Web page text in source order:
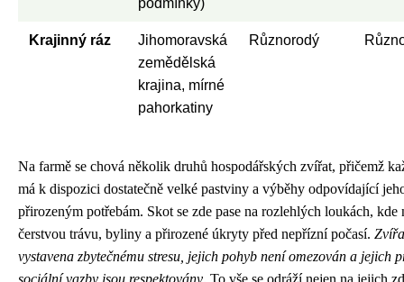
podmínky)
Krajinný ráz
Jihomoravská
zemědělská
krajina, mírné
pahorkatiny
Různorodý
Na farmě se chová několik druhů hospodářských zvířat, přičemž
má k dispozici dostatečně velké pastviny a výběhy odpovídající
přirozeným potřebám. Skot se zde pase na rozlehlých loukách, kde
čerstvou trávu, byliny a přirozené úkryty před nepřízní počasí.
vystavena zbytečnému stresu, jejich pohyb není omezován a jejich
sociální vazby jsou respektovány. To vše se odráží nejen na jejich